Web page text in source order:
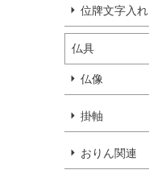
位牌文字入れ
仏具
仏像
掛軸
おりん関連